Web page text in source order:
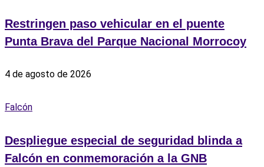
Restringen paso vehicular en el puente
Punta Brava del Parque Nacional Morrocoy
4 de agosto de 2026
Falcón
Despliegue especial de seguridad blinda a
Falcón en conmemoración a la GNB